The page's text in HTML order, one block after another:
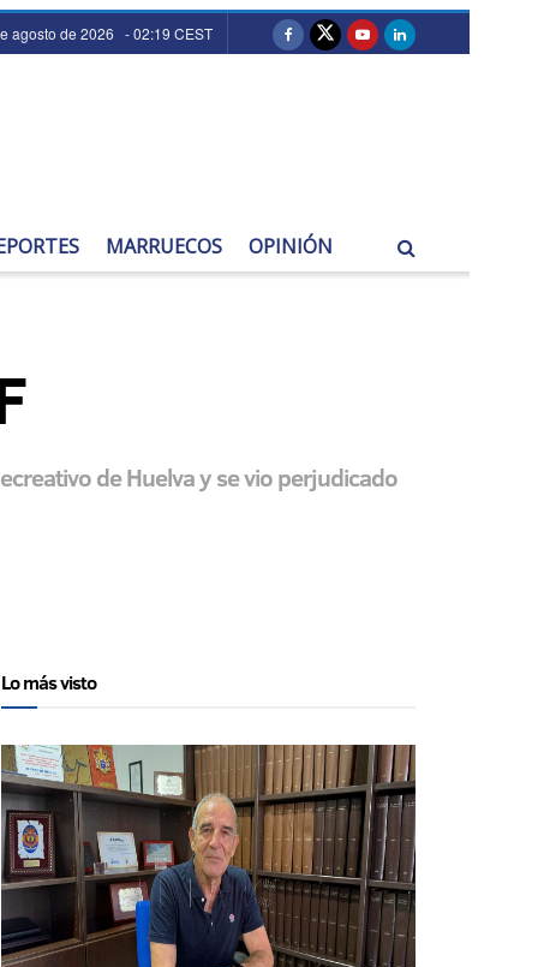
agosto de 2026 - 02:19 CEST
MARRUECOS OPINIÓN
de Huelva y se vio perjudicado
Lo más visto